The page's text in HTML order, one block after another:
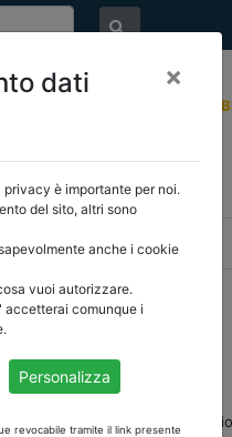
DOCUMENTI
CONTI E GIURISPRUDENZA
Camera dei Deputati
dati
×
è importante per noi.
del sito, altri sono
anche i cookie
vuoi autorizzare.
accetterai comunque i
Personalizza
revocabile tramite il link presente